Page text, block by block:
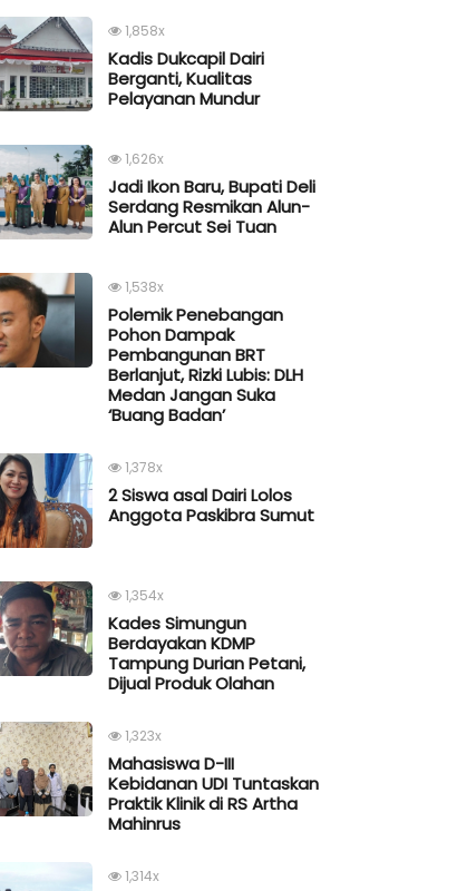
1,858x
Kadis Dukcapil Dairi
Berganti, Kualitas
Pelayanan Mundur
1,626x
Jadi Ikon Baru, Bupati Deli
Serdang Resmikan Alun-
Alun Percut Sei Tuan
1,538x
Polemik Penebangan
Pohon Dampak
Pembangunan BRT
Berlanjut, Rizki Lubis: DLH
Medan Jangan Suka
‘Buang Badan’
1,378x
2 Siswa asal Dairi Lolos
Anggota Paskibra Sumut
1,354x
Kades Simungun
Berdayakan KDMP
Tampung Durian Petani,
Dijual Produk Olahan
1,323x
Mahasiswa D-III
Kebidanan UDI Tuntaskan
Praktik Klinik di RS Artha
Mahinrus
1,314x